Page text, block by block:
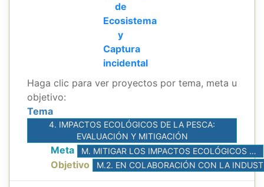
de
Ecosistema
y
Captura
incidental
Haga clic para ver proyectos por tema, meta u
objetivo:
Tema
4. IMPACTOS ECOLÓGICOS DE LA PESCA:
EVALUACIÓN Y MITIGACIÓN
Meta M. MITIGAR LOS IMPACTOS ECOLÓGICOS DE LAS PESQUERÍAS ATUNERAS
Objetivo